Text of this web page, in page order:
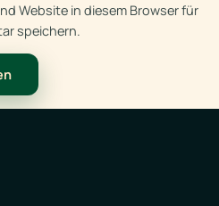
Website in diesem Browser für
speichern.